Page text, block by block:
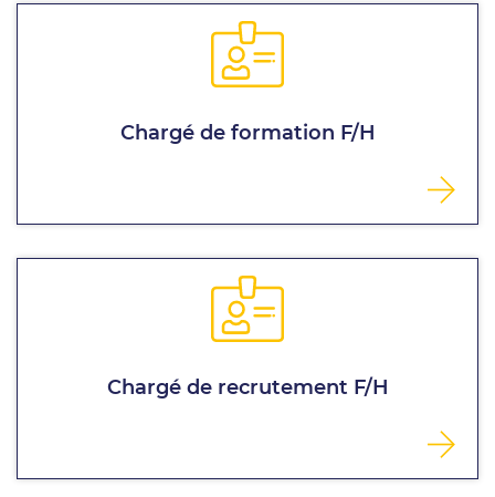
Chargé de formation F/H
Chargé de recrutement F/H